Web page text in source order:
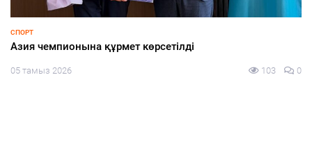
СПОРТ
Азия чемпионына құрмет көрсетілді
05 тамыз 2026 103 0